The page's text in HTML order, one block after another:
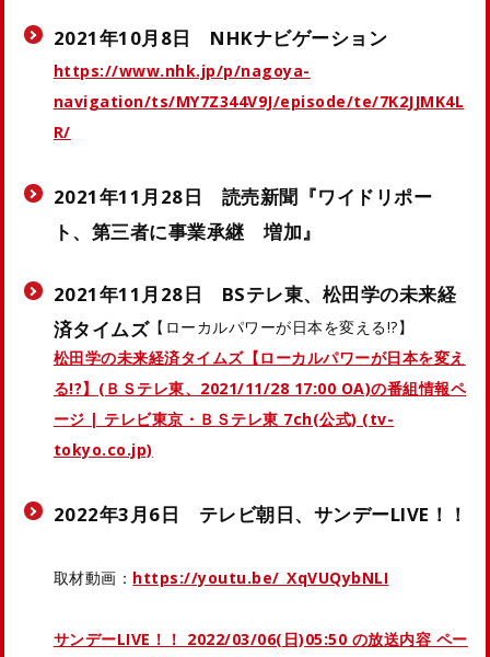
2021年10月8日 NHKナビゲーション
https://www.nhk.jp/p/nagoya-
navigation/ts/MY7Z344V9J/episode/te/7K2JJMK4L
R/
2021年11月28日 読売新聞『ワイドリポー
ト、第三者に事業承継 増加』
2021年11月28日 BSテレ東、松田学の未来経
済タイムズ【ローカルパワーが日本を変える!?】
松田学の未来経済タイムズ【ローカルパワーが日本を変え
る!?】(ＢＳテレ東、2021/11/28 17:00 OA)の番組情報ペ
ージ | テレビ東京・ＢＳテレ東 7ch(公式) (tv-
tokyo.co.jp)
2022年3月6日 テレビ朝日、サンデーLIVE！！
取材動画： https://youtu.be/_XqVUQybNLI
サンデーLIVE！！ 2022/03/06(日)05:50 の放送内容 ペー